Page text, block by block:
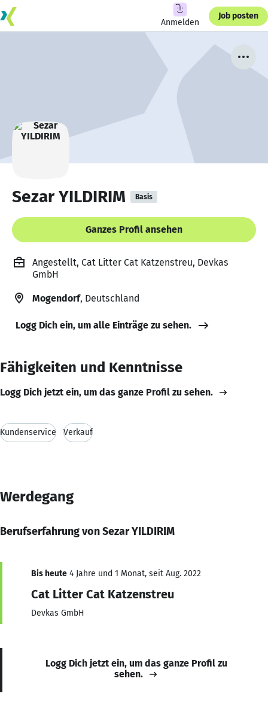
Anmelden
Job posten
Sezar YILDIRIM Basis
Ganzes Profil ansehen
Angestellt, Cat Litter Cat Katzenstreu, Devkas
GmbH
Mogendorf, Deutschland
Logg Dich ein, um alle Einträge zu sehen.
Fähigkeiten und Kenntnisse
Logg Dich jetzt ein, um das ganze Profil zu sehen.
Kundenservice Verkauf
Werdegang
Berufserfahrung von Sezar YILDIRIM
Bis heute 4 Jahre und 1 Monat, seit Aug. 2022
Cat Litter Cat Katzenstreu
Devkas GmbH
Logg Dich jetzt ein, um das ganze Profil zu
sehen.